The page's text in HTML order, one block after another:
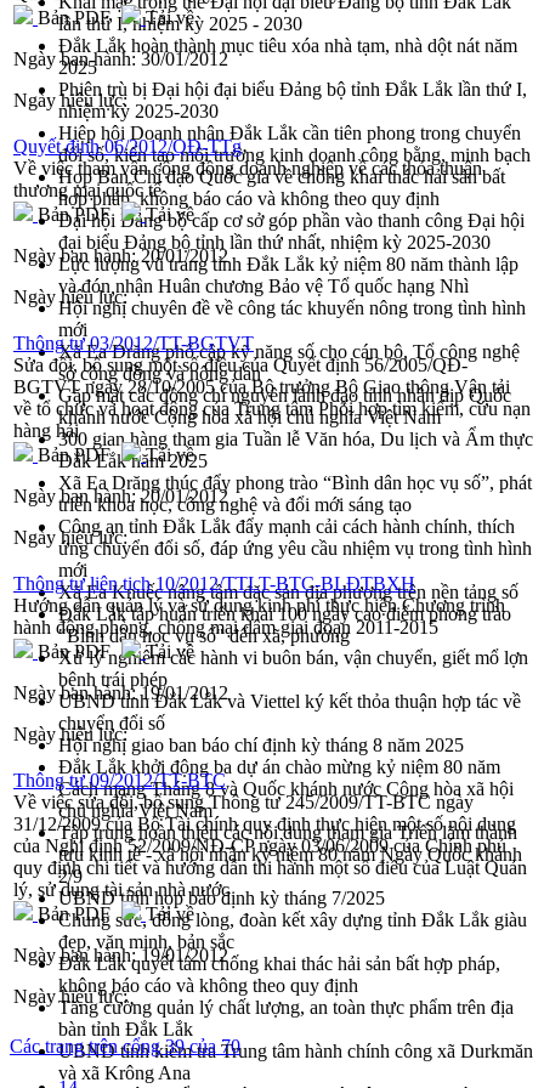
lần thứ I, nhiệm kỳ 2025 - 2030
Đắk Lắk hoàn thành mục tiêu xóa nhà tạm, nhà dột nát năm
2025
Phiên trù bị Đại hội đại biểu Đảng bộ tỉnh Đắk Lắk lần thứ I,
nhiệm kỳ 2025-2030
Hiệp hội Doanh nhân Đắk Lắk cần tiên phong trong chuyển
đổi số, kiến tạo môi trường kinh doanh công bằng, minh bạch
Họp Ban Chỉ đạo Quốc gia về chống khai thác hải sản bất
hợp pháp, không báo cáo và không theo quy định
Đại hội Đảng bộ cấp cơ sở góp phần vào thanh công Đại hội
đại biểu Đảng bộ tỉnh lần thứ nhất, nhiệm kỳ 2025-2030
Lực lượng vũ trang tỉnh Đắk Lắk kỷ niệm 80 năm thành lập
và đón nhận Huân chương Bảo vệ Tổ quốc hạng Nhì
Hội nghị chuyên đề về công tác khuyến nông trong tình hình
mới
Xã Ea Drăng phổ cập kỹ năng số cho cán bộ, Tổ công nghệ
số cộng đồng và nông dân
Gặp mặt các đồng chí nguyên lãnh đạo tỉnh nhân dịp Quốc
khánh nước Cộng hòa xã hội chủ nghĩa Việt Nam
300 gian hàng tham gia Tuần lễ Văn hóa, Du lịch và Ẩm thực
Đắk Lắk năm 2025
Xã Ea Drăng thúc đẩy phong trào “Bình dân học vụ số”, phát
triển khoa học, công nghệ và đổi mới sáng tạo
Công an tỉnh Đắk Lắk đẩy mạnh cải cách hành chính, thích
ứng chuyển đổi số, đáp ứng yêu cầu nhiệm vụ trong tình hình
mới
Xã Ea Knuếc nâng tầm đặc sản địa phương trên nền tảng số
Đắk Lắk tập huấn triển khai 100 ngày cao điểm phong trào
"Bình dân học vụ số" đến xã, phường
Xử lý nghiêm các hành vi buôn bán, vận chuyển, giết mổ lợn
bệnh trái phép
UBND tỉnh Đắk Lắk và Viettel ký kết thỏa thuận hợp tác về
chuyển đổi số
Hội nghị giao ban báo chí định kỳ tháng 8 năm 2025
Đắk Lắk khởi động ba dự án chào mừng kỷ niệm 80 năm
Cách mạng Tháng 8 và Quốc khánh nước Cộng hòa xã hội
chủ nghĩa Việt Nam
Tập trung hoàn thiện các nội dung tham gia Triển lãm thành
tựu kinh tế - xã hội nhân kỷ niệm 80 năm Ngày Quốc khánh
2/9
UBND tỉnh họp báo định kỳ tháng 7/2025
Chung sức, đồng lòng, đoàn kết xây dựng tỉnh Đắk Lắk giàu
đẹp, văn minh, bản sắc
Đắk Lắk quyết tâm chống khai thác hải sản bất hợp pháp,
không báo cáo và không theo quy định
Tăng cường quản lý chất lượng, an toàn thực phẩm trên địa
bàn tỉnh Đắk Lắk
UBND tỉnh kiểm tra Trung tâm hành chính công xã Durkmăn
và xã Krông Ana
Bản PDF
Tải về
Ngày ban hành:30/01/2012
Ngày hiệu lực:
Quyết định 06/2012/QĐ-TTg
Về việc tham vấn cộng đồng doanh nghiệp về các thỏa thuận
thương mại quốc tế
Bản PDF
Tải về
Ngày ban hành:20/01/2012
Ngày hiệu lực:
Thông tư 03/2012/TT-BGTVT
Sửa đổi, bổ sung một số điều của Quyết định 56/2005/QĐ-
BGTVT ngày 28/10/2005 của Bộ trưởng Bộ Giao thông Vận tải
về tổ chức và hoạt động của Trung tâm Phối hợp tìm kiếm, cứu nạn
hàng hải
Bản PDF
Tải về
Ngày ban hành:20/01/2012
Ngày hiệu lực:
Thông tư liên tịch 10/2012/TTLT-BTC-BLĐTBXH
Hướng dẫn quản lý và sử dụng kinh phí thực hiện Chương trình
hành động phòng, chống mại dâm giai đoạn 2011-2015
Bản PDF
Tải về
Ngày ban hành:19/01/2012
Ngày hiệu lực:
Thông tư 09/2012/TT-BTC
Về việc sửa đổi, bổ sung Thông tư 245/2009/TT-BTC ngày
31/12/2009 của Bộ Tài chính quy định thực hiện một số nội dung
của Nghị định 52/2009/NĐ-CP ngày 03/06/2009 của Chính phủ
quy định chi tiết và hướng dẫn thi hành một số điều của Luật Quản
lý, sử dụng tài sản nhà nước
Bản PDF
Tải về
Ngày ban hành:19/01/2012
Ngày hiệu lực:
Các trang trên cổng 39 của 70